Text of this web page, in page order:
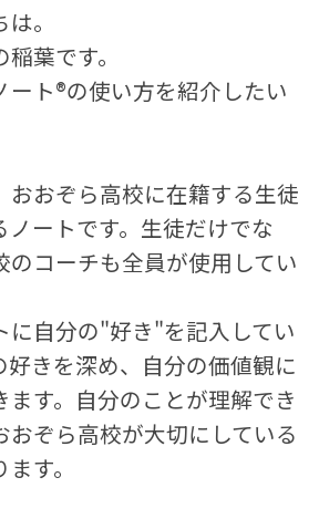
。
葉です。
ート®の使い方を紹介したい
おおぞら高校に在籍する生徒
ートです。生徒だけでな
のコーチも全員が使用してい
に自分の"好き"を記入してい
好きを深め、自分の価値観に
す。自分のことが理解でき
おぞら高校が大切にしている
す。